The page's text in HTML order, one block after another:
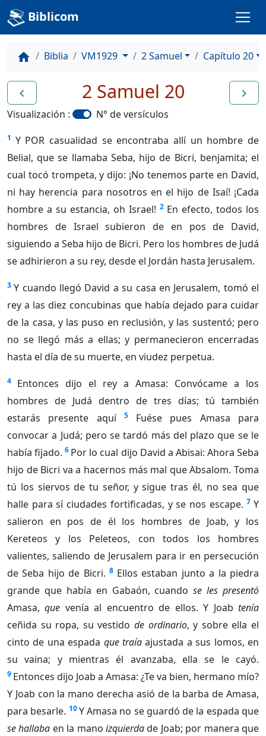
Biblicom
home Biblia VM1929 2 Samuel Capítulo 20
navigate_before navigate_next
2 Samuel 20
Visualización : N° de versículos
1 Y POR casualidad se encontraba allí un hombre de
Belial, que se llamaba Seba, hijo de Bicri, benjamita; el
cual tocó trompeta, y dijo: ¡No tenemos parte en David,
ni hay herencia para nosotros en el hijo de Isaí! ¡Cada
hombre a su estancia, oh Israel! 2 En efecto, todos los
hombres de Israel subieron de en pos de David,
siguiendo a Seba hijo de Bicri. Pero los hombres de Judá
se adhirieron a su rey, desde el Jordán hasta Jerusalem.
3 Y cuando llegó David a su casa en Jerusalem, tomó el
rey a las diez concubinas que había dejado para cuidar
de la casa, y las puso en reclusión, y las sustentó; pero
no se llegó más a ellas; y permanecieron encerradas
hasta el día de su muerte, en viudez perpetua.
4
Entonces dijo el rey a Amasa: Convócame a los
hombres de Judá dentro de tres días; tú también
estarás presente aquí
5
Fuése pues Amasa para
convocar a Judá; pero se tardó más del plazo que se le
había fijado. 6 Por lo cual dijo David a Abisai: Ahora Seba
hijo de Bicri va a hacernos más mal que Absalom. Toma
tú los siervos de tu señor, y sigue tras él, no sea que
halle para sí ciudades fortificadas, y se nos escape. 7 Y
salieron en pos de él los hombres de Joab, y los
Kereteos y los Peleteos, con todos los hombres
valientes, saliendo de Jerusalem para ir en persecución
de Seba hijo de Bicri. 8 Ellos estaban junto a la piedra
grande que había en Gabaón, cuandose les presentó
Amasa,que venía al encuentro de ellos. Y Joabtenía
ceñida su ropa, su vestido de ordinario, y sobre ella el
cinto de una espada que traía ajustada a sus lomos, en
su vaina; y mientras él avanzaba, ella se le cayó.
9 Entonces dijo Joab a Amasa: ¿Te va bien, hermano mío?
Y Joab con la mano derecha asió de la barba de Amasa,
para besarle. 10 Y Amasa no se guardó de la espada que
se hallaba en la manoizquierdade Joab; por manera que